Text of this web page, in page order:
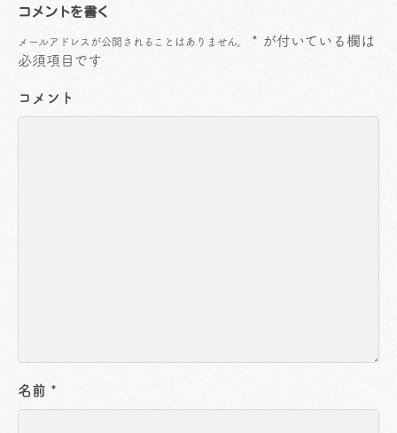
コメントを書く
メールアドレスが公開されることはありません。 * が付いている欄は
必須項目です
コメント
名前 *